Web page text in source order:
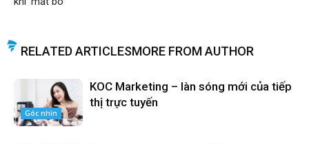
RELATED ARTICLESMORE FROM AUTHOR
Góc nhìn
KOC Marketing – làn sóng mới của tiếp
thị trực tuyến